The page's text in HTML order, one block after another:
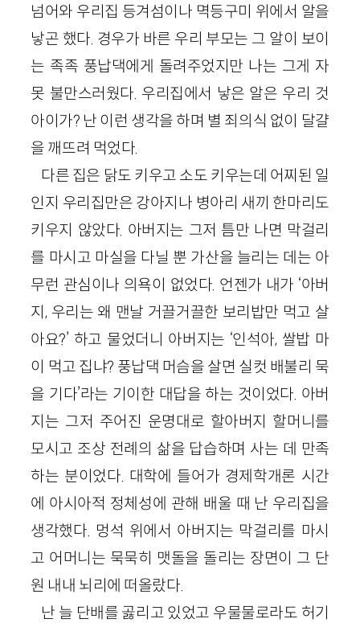
넘어와 우리집 등겨섬이나 멱등구미 위에서 알을
낳곤 했다. 경우가 바른 우리 부모는 그 알이 보이
는 족족 풍납댁에게 돌려주었지만 나는 그게 자
못 불만스러웠다. 우리집에서 낳은 알은 우리 것
아이가? 난 이런 생각을 하며 별 죄의식 없이 달걀
을 깨뜨려 먹었다.
다른 집은 닭도 키우고 소도 키우는데 어찌된 일
인지 우리집만은 강아지나 병아리 새끼 한마리도
키우지 않았다. 아버지는 그저 틈만 나면 막걸리
를 마시고 마실을 다닐 뿐 가산을 늘리는 데는 아
무런 관심이나 의욕이 없었다. 언젠가 내가 ‘아버
지, 우리는 왜 맨날 거끌거끌한 보리밥만 먹고 살
아요?’ 하고 물었더니 아버지는 ‘인석아, 쌀밥 마
이 먹고 집냐? 풍납댁 머슴을 살면 실컷 배불리 묵
을 기다’라는 기이한 대답을 하는 것이었다. 아버
지는 그저 주어진 운명대로 할아버지 할머니를
모시고 조상 전례의 삶을 답습하며 사는 데 만족
하는 분이었다. 대학에 들어가 경제학개론 시간
에 아시아적 정체성에 관해 배울 때 난 우리집을
생각했다. 멍석 위에서 아버지는 막걸리를 마시
고 어머니는 묵묵히 맷돌을 돌리는 장면이 그 단
원 내내 뇌리에 떠올랐다.
난 늘 단배를 곯리고 있었고 우물물로라도 허기